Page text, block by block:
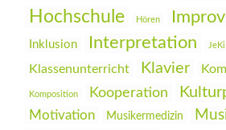
Hochschule Hören
Inklusion Interpretation JeKi
Klassenunterricht Klavier
Komposition Kooperation
Motivation Musikermedizin